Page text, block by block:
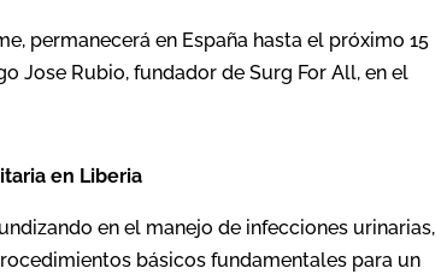
permanecerá en España hasta el próximo 15
Jose Rubio, fundador de Surg For All, en el
en Liberia
en el manejo de infecciones urinarias,
básicos fundamentales para un